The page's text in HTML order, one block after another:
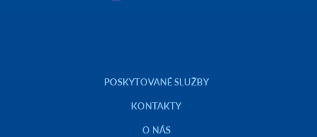
POSKYTOVANÉ SLUŽBY
KONTAKTY
O NÁS